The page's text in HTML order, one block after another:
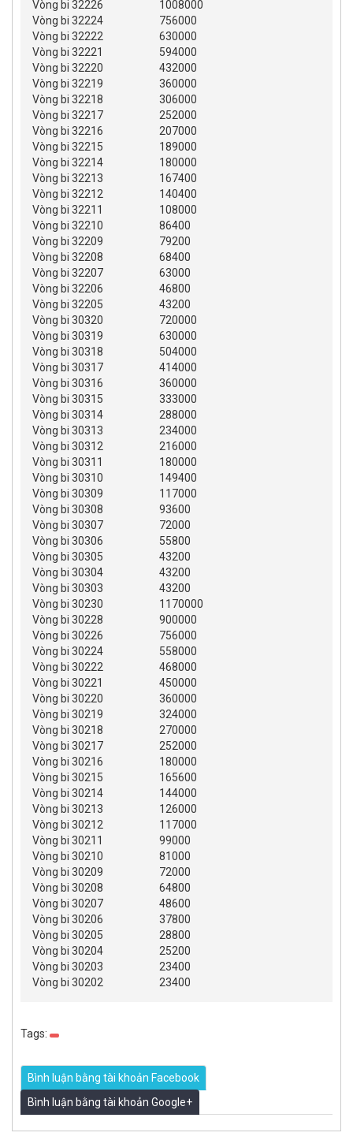
Vòng bi 32226
1008000
Vòng bi 32224
756000
Vòng bi 32222
630000
Vòng bi 32221
594000
Vòng bi 32220
432000
Vòng bi 32219
360000
Vòng bi 32218
306000
Vòng bi 32217
252000
Vòng bi 32216
207000
Vòng bi 32215
189000
Vòng bi 32214
180000
Vòng bi 32213
167400
Vòng bi 32212
140400
Vòng bi 32211
108000
Vòng bi 32210
86400
Vòng bi 32209
79200
Vòng bi 32208
68400
Vòng bi 32207
63000
Vòng bi 32206
46800
Vòng bi 32205
43200
Vòng bi 30320
720000
Vòng bi 30319
630000
Vòng bi 30318
504000
Vòng bi 30317
414000
Vòng bi 30316
360000
Vòng bi 30315
333000
Vòng bi 30314
288000
Vòng bi 30313
234000
Vòng bi 30312
216000
Vòng bi 30311
180000
Vòng bi 30310
149400
Vòng bi 30309
117000
Vòng bi 30308
93600
Vòng bi 30307
72000
Vòng bi 30306
55800
Vòng bi 30305
43200
Vòng bi 30304
43200
Vòng bi 30303
43200
Vòng bi 30230
1170000
Vòng bi 30228
900000
Vòng bi 30226
756000
Vòng bi 30224
558000
Vòng bi 30222
468000
Vòng bi 30221
450000
Vòng bi 30220
360000
Vòng bi 30219
324000
Vòng bi 30218
270000
Vòng bi 30217
252000
Vòng bi 30216
180000
Vòng bi 30215
165600
Vòng bi 30214
144000
Vòng bi 30213
126000
Vòng bi 30212
117000
Vòng bi 30211
99000
Vòng bi 30210
81000
Vòng bi 30209
72000
Vòng bi 30208
64800
Vòng bi 30207
48600
Vòng bi 30206
37800
Vòng bi 30205
28800
Vòng bi 30204
25200
Vòng bi 30203
23400
Vòng bi 30202
23400
Tags:
Bình luận bằng tài khoản Facebook
Bình luận bằng tài khoản Google+